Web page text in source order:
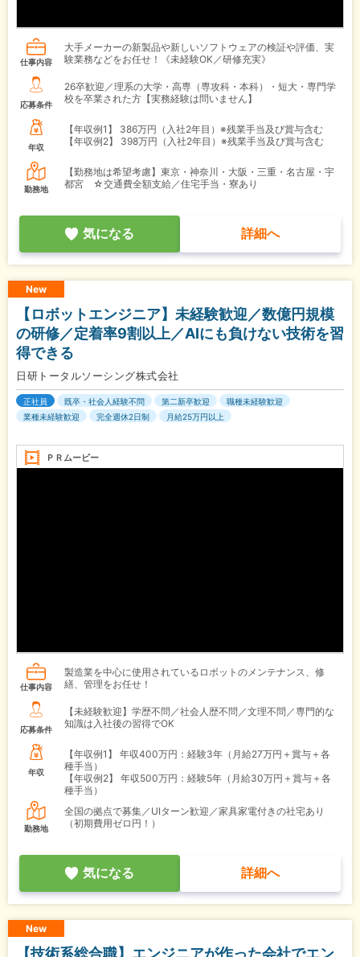
仕事内容
大手メーカーの新製品や新しいソフトウェアの検証や評価、実
験業務などをお任せ！《未経験OK／研修充実》
応募条件
26卒歓迎／理系の大学・高専（専攻科・本科）・短大・専門学
校を卒業された方【実務経験は問いません】
年収
【年収例1】
386万円（入社2年目）※残業手当及び賞与含む
【年収例2】
398万円（入社2年目）※残業手当及び賞与含む
勤務地
【勤務地は希望考慮】東京・神奈川・大阪・三重・名古屋・宇
都宮 ☆交通費全額支給／住宅手当・寮あり
気になる 詳細へ
New
【ロボットエンジニア】未経験歓迎／数億円規模
の研修／定着率9割以上／AIにも負けない技術を習
得できる
日研トータルソーシング株式会社
正社員 既卒・社会人経験不問 第二新卒歓迎
職種未経験歓迎
業種未経験歓迎
完全週休2日制 月給25万円以上
ＰＲムービー
仕事内容
製造業を中心に使用されているロボットのメンテナンス、修
繕、管理をお任せ！
応募条件
【未経験歓迎】学歴不問／社会人歴不問／文理不問／専門的な
知識は入社後の習得でOK
年収
【年収例1】
年収400万円：経験3年（月給27万円＋賞与＋各
種手当）
【年収例2】
年収500万円：経験5年（月給30万円＋賞与＋各
種手当）
勤務地
全国の拠点で募集／UIターン歓迎／家具家電付きの社宅あり
（初期費用ゼロ円！）
気になる 詳細へ
New
【技術系総合職】エンジニアが作った会社でエン